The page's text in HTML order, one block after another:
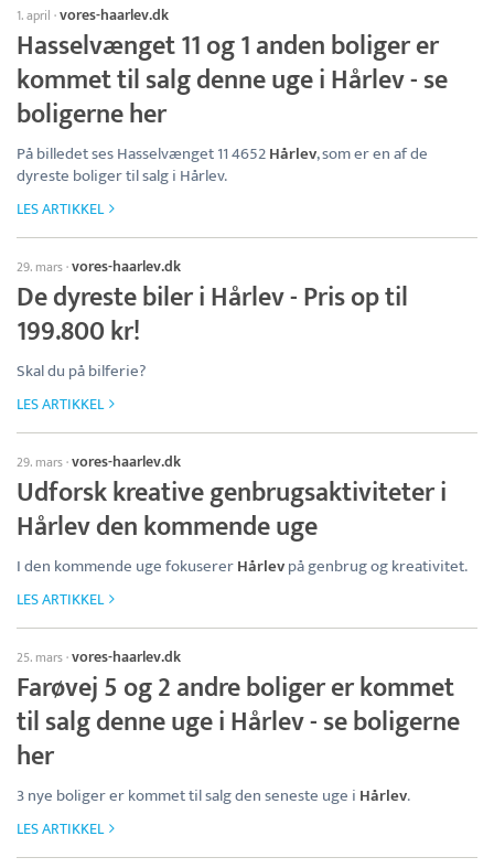
1. april ·vores-haarlev.dk
Hasselvænget 11 og 1 anden boliger er
kommet til salg denne uge i Hårlev - se
boligerne her
På billedet ses Hasselvænget 11 4652Hårlev, som er en af de
dyreste boliger til salg i Hårlev.
LES ARTIKKEL
29. mars·vores-haarlev.dk
De dyreste biler i Hårlev - Pris op til
199.800 kr!
Skal du på bilferie?
LES ARTIKKEL
29. mars·vores-haarlev.dk
Udforsk kreative genbrugsaktiviteter i
Hårlev den kommende uge
I den kommende uge fokusererHårlevpå genbrug og kreativitet.
LES ARTIKKEL
25. mars·vores-haarlev.dk
Farøvej 5 og 2 andre boliger er kommet
til salg denne uge i Hårlev - se boligerne
her
3 nye boliger er kommet til salg den seneste uge i Hårlev.
LES ARTIKKEL